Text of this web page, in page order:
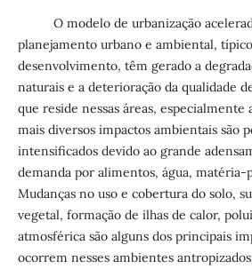
O modelo de urbanização
planejamento urbano e ambiental,
desenvolvimento, têm gerado a
naturais e a deterioração da qualidade
que reside nessas áreas, especialmente
mais diversos impactos ambientais são
intensificados devido ao grande
demanda por alimentos, água, matéria-
Mudanças no uso e cobertura do solo,
vegetal, formação de ilhas de calor,
atmosférica são alguns dos principais
ocorrem nesses ambientes